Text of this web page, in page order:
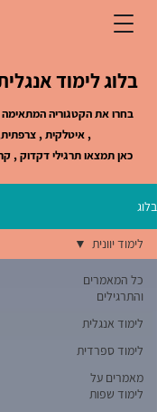
בלוג לימוד
בחרו את הקטגוריה המתאימה
, איטלקית ,
כאן תמצאו תרגילי דקדוק ,
בלוג
כל המאמרים
והתרגילים
לימוד אנגלית
לימוד ספרדית
מאמרים על
לימוד שפות
לימוד יוונית